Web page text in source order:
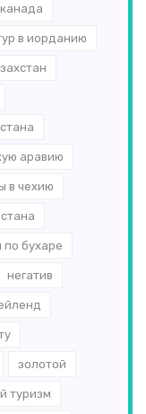
канада
в иорданию
аравию
в чехию
по бухаре
негатив
золотой
туризм